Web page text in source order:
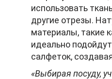
использовать
другие отрезы.
материалы, такие
идеально
салфеток,
«Выбирая посуду,